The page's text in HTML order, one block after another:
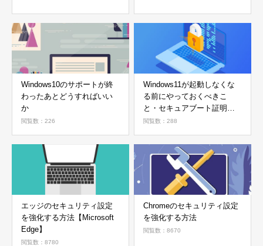
Windows10のサポートが終
わったあとどうすればいい
か
閲覧数：226
Windows11が起動しなくな
る前にやっておくべきこ
と・セキュアブート証明書
の確認方法
閲覧数：288
エッジのセキュリティ設定
を強化する方法【Microsoft
Edge】
閲覧数：8780
Chromeのセキュリティ設定
を強化する方法
閲覧数：8670